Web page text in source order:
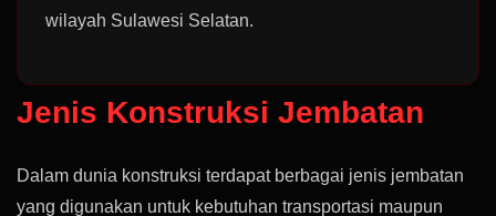
wilayah Sulawesi Selatan.
Jenis Konstruksi Jembatan
Dalam dunia konstruksi terdapat berbagai jenis jembatan
yang digunakan untuk kebutuhan transportasi maupun